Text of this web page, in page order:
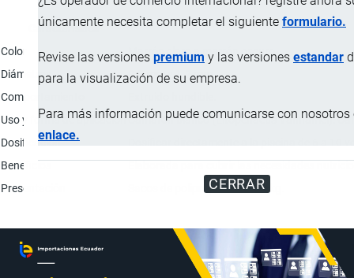
únicamente necesita completar el siguiente formulario.
Revise las versiones premium y las versiones estandar
para la visualización de su empresa.
Para más información puede comunicarse con nosotros
enlace.
CERRAR
Característica
Color
Marrón claro a marrón oscuro.
Diámetros
0.8 mm y 1.2 mm.
Comportamiento
Uso y forma de aplicación Camarón blanco (Litopenaeus Vannamei):
Dosificación
Beneficios
Presentación
Sacos de polipropileno de 25 kg.